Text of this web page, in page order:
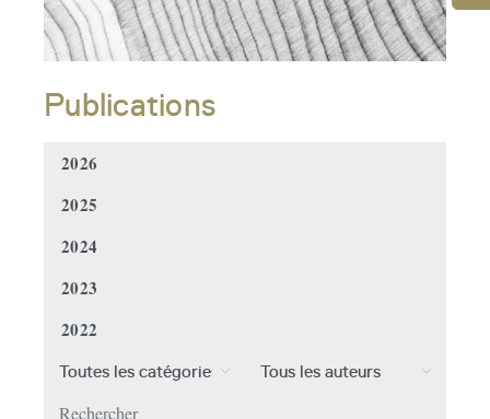
Publications
2026
2025
2024
2023
2022